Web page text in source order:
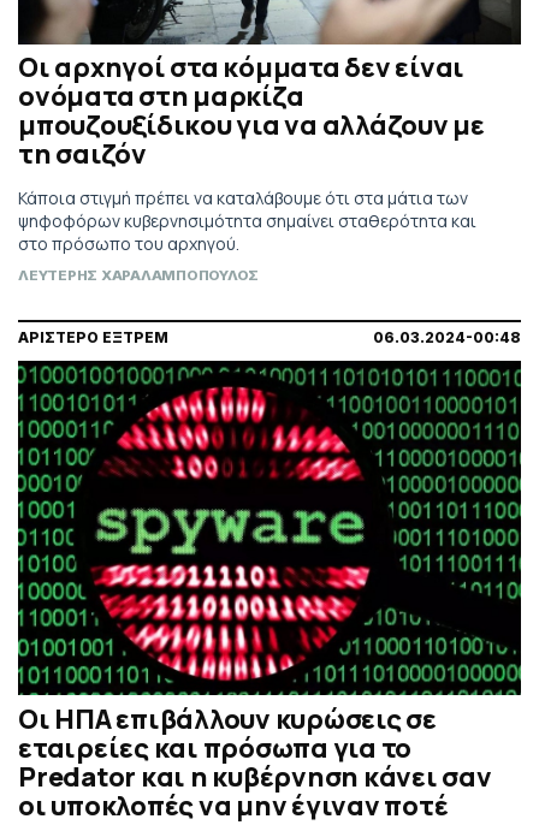
Οι αρχηγοί στα κόμματα δεν είναι
ονόματα στη μαρκίζα
μπουζουξίδικου για να αλλάζουν με
τη σαιζόν
Κάποια στιγμή πρέπει να καταλάβουμε ότι στα μάτια των
ψηφοφόρων κυβερνησιμότητα σημαίνει σταθερότητα και
στο πρόσωπο του αρχηγού.
ΛΕΥΤΕΡΗΣ ΧΑΡΑΛΑΜΠΟΠΟΥΛΟΣ
ΑΡΙΣΤΕΡΟ ΕΞΤΡΕΜ 06.03.2024-00:48
Οι ΗΠΑ επιβάλλουν κυρώσεις σε
εταιρείες και πρόσωπα για το
Predator και η κυβέρνηση κάνει σαν
οι υποκλοπές να μην έγιναν ποτέ